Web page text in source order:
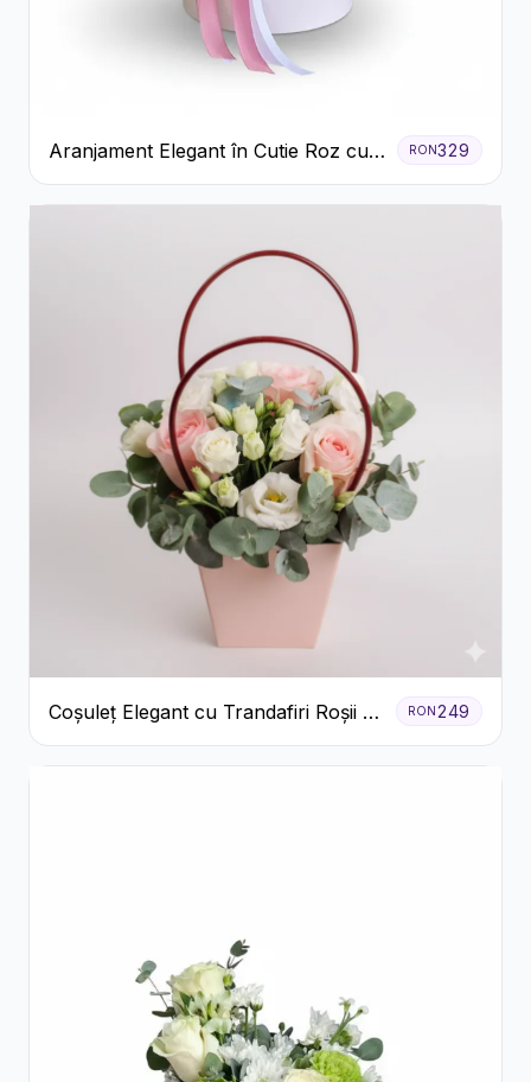
Aranjament Elegant în Cutie Roz cu
Trandafiri și Gerbera
RON329
Coșuleț Elegant cu Trandafiri Roșii și
Lisianthus Alb
RON249